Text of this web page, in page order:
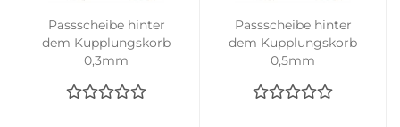
Passscheibe hinter
dem Kupplungskorb
0,3mm
Passscheibe hinter
dem Kupplungskorb
0,5mm